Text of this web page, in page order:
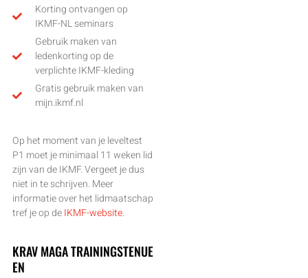
Korting ontvangen op
IKMF-NL seminars
Gebruik maken van
ledenkorting op de
verplichte IKMF-kleding
Gratis gebruik maken van
mijn.ikmf.nl
Op het moment van je leveltest
P1 moet je minimaal 11 weken lid
zijn van de IKMF. Vergeet je dus
niet in te schrijven. Meer
informatie over het lidmaatschap
tref je op deIKMF-website.
KRAV MAGA TRAININGSTENUE
EN